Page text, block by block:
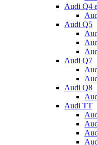
Audi Q4
Audi Q5
Audi Q7
Audi Q8
Audi TT